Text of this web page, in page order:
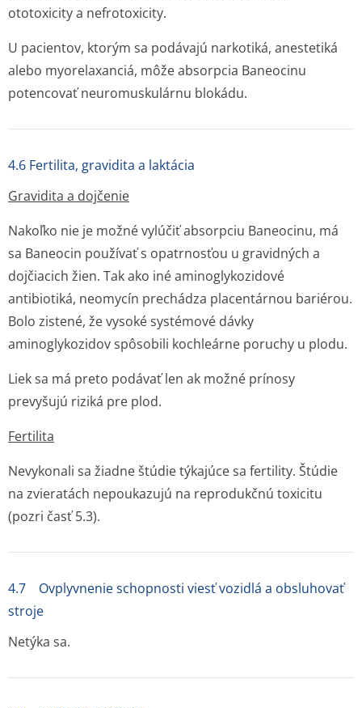
ototoxicity a nefrotoxicity.
U pacientov, ktorým sa podávajú narkotiká, anestetiká
alebo myorelaxanciá, môže absorpcia Baneocinu
potencovať neuromuskulárnu blokádu.
4.6 Fertilita, gravidita a laktácia
Gravidita a dojčenie
Nakoľko nie je možné vylúčiť absorpciu Baneocinu, má
sa Baneocin používať s opatrnosťou u gravidných a
dojčiacich žien. Tak ako iné aminoglykozidové
antibiotiká, neomycín prechádza placentárnou bariérou.
Bolo zistené, že vysoké systémové dávky
aminoglykozidov spôsobili kochleárne poruchy u plodu.
Liek sa má preto podávať len ak možné prínosy
prevyšujú riziká pre plod.
Fertilita
Nevykonali sa žiadne štúdie týkajúce sa fertility. Štúdie
na zvieratách nepoukazujú na reprodukčnú toxicitu
(pozri časť 5.3).
4.7 Ovplyvnenie schopnosti viesť vozidlá a obsluhovať
stroje
Netýka sa.